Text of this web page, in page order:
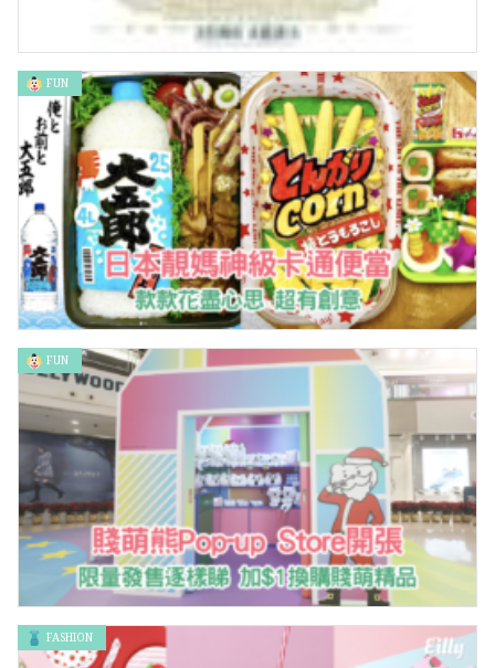
國王的伸冤 The Lost King
日本靚媽神級卡通便當 款款花盡心思 超有創意
FUN
賤萌熊Pop-up Store開張！限量發售逐樣睇 加$1換購賤萌精品
FUN
FASHION